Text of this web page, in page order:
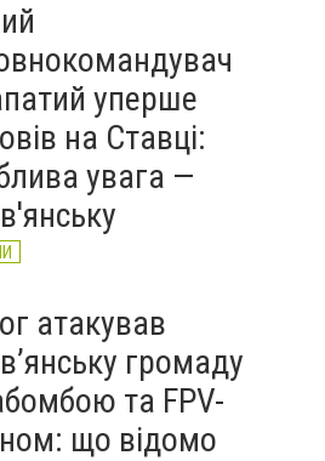
уперше
на Ставці:
увага —
атакував
громаду
та FPV-
що відомо